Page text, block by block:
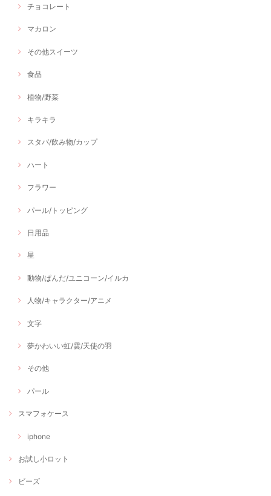
チョコレート
マカロン
その他スイーツ
食品
植物/野菜
キラキラ
スタバ/飲み物/カップ
ハート
フラワー
パール/トッピング
日用品
星
動物/ぱんだ/ユニコーン/イルカ
人物/キャラクター/アニメ
文字
夢かわいい虹/雲/天使の羽
その他
パール
スマフォケース
iphone
お試し小ロット
ビーズ